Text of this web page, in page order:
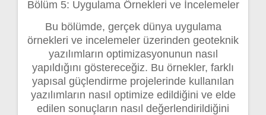
Bölüm 5: Uygulama Örnekleri ve İncelemeler
Bu bölümde, gerçek dünya uygulama
örnekleri ve incelemeler üzerinden geoteknik
yazılımların optimizasyonunun nasıl
yapıldığını göstereceğiz. Bu örnekler, farklı
yapısal güçlendirme projelerinde kullanılan
yazılımların nasıl optimize edildiğini ve elde
edilen sonuçların nasıl değerlendirildiğini